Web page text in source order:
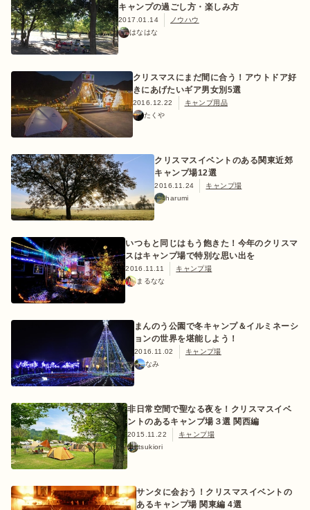
キャンプの過ごし方・楽しみ方
2017.01.14
ノウハウ
はなはな
クリスマスにまだ間に合う！アウトドア好
きにあげたいギア男女別5選
2016.12.22
キャンプ用品
たくや
クリスマスイベントのある関東近郊
キャンプ場12選
2016.11.24
キャンプ場
harumi
いつもと同じはもう飽きた！今年のクリスマ
スはキャンプ場で特別な思い出を
2016.11.11
キャンプ場
まるなな
まんのう公園で冬キャンプ＆イルミネーシ
ョンの世界を堪能しよう！
2016.11.02
キャンプ場
なみ
非日常空間で聖なる夜を！クリスマスイベ
ントのあるキャンプ場３選 関西編
2015.11.22
キャンプ場
tsukiori
サンタに会おう！クリスマスイベントの
あるキャンプ場 関東編 4選
ログイン/会員登録
検索
ショップ